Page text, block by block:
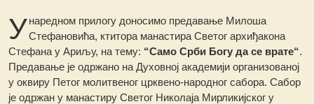
Унаредном прилогу доносимо предавање Милоша
Стефановића, ктитора манастира Светог архиђакона
Стефана у Ариљу, на тему: “Само Срби Богу да се врате“.
Предавање је одржано на Духовној академији организованој
у оквиру Петог молитвеног црквено-народног сабора. Сабор
је одржан у манастиру Светог Николаја Мирликијског у